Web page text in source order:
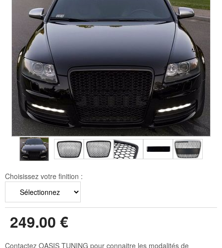
Choisissez votre finition :
249.00 €
Contactez OASIS TUNING pour connaitre les modalités de